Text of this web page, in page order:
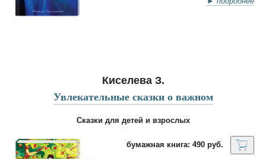
Киселева З.
Увлекательные сказки о важном
Сказки для детей и взрослых
бумажная книга: 490 руб.